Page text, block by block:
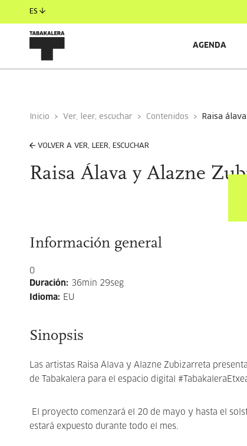
ES
AGENDA
Inicio Ver, leer, escuchar Contenidos raisa
VOLVER A VER, LEER, ESCUCHAR
Raisa Álava y Alazne
Información general
0
Duración: 36min 29seg
Idioma: EU
Sinopsis
Las artistas Raisa Álava y Alazne Zubizarreta
de Tabakalera para el espacio digital
El proyecto comenzará el 20 de mayo y hasta el
estará expuesto durante todo el mes.